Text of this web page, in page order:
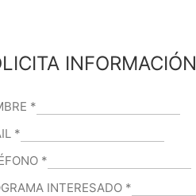
INFORMACIÓN
*
*
*
INTERESADO *